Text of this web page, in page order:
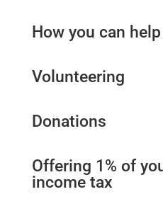
How you can help
Volunteering
Donations
Offering 1% of
income tax